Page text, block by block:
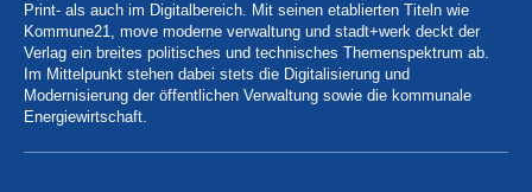
Print- als auch im Digitalbereich. Mit seinen etablierten Titeln wie
Kommune21, move moderne verwaltung und stadt+werk deckt der
Verlag ein breites politisches und technisches Themenspektrum ab.
Im Mittelpunkt stehen dabei stets die Digitalisierung und
Modernisierung der öffentlichen Verwaltung sowie die kommunale
Energiewirtschaft.